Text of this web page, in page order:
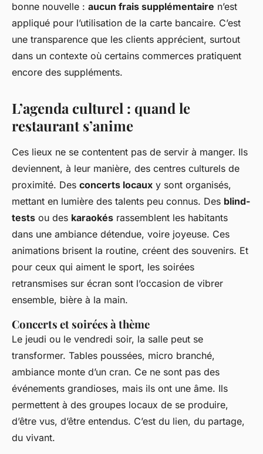
bonne nouvelle : aucun frais supplémentaire n’est
appliqué pour l’utilisation de la carte bancaire. C’est
une transparence que les clients apprécient, surtout
dans un contexte où certains commerces pratiquent
encore des suppléments.
L’agenda culturel : quand le
restaurant s’anime
Ces lieux ne se contentent pas de servir à manger. Ils
deviennent, à leur manière, des centres culturels de
proximité. Des concerts locaux y sont organisés,
mettant en lumière des talents peu connus. Des blind-
tests ou des karaokés rassemblent les habitants
dans une ambiance détendue, voire joyeuse. Ces
animations brisent la routine, créent des souvenirs. Et
pour ceux qui aiment le sport, les soirées
retransmises sur écran sont l’occasion de vibrer
ensemble, bière à la main.
Concerts et soirées à thème
Le jeudi ou le vendredi soir, la salle peut se
transformer. Tables poussées, micro branché,
ambiance monte d’un cran. Ce ne sont pas des
événements grandioses, mais ils ont une âme. Ils
permettent à des groupes locaux de se produire,
d’être vus, d’être entendus. C’est du lien, du partage,
du vivant.